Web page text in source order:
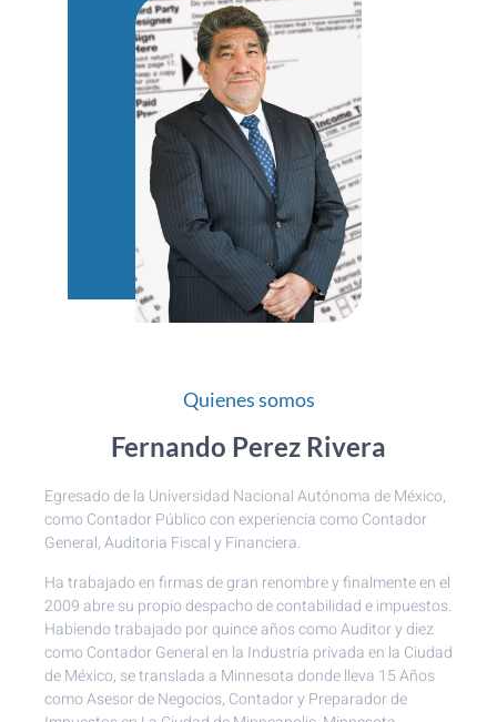
Quienes somos
Fernando Perez Rivera
Egresado de la Universidad Nacional Autónoma de México,
como Contador Público con experiencia como Contador
General, Auditoria Fiscal y Financiera.
Ha trabajado en firmas de gran renombre y finalmente en el
2009 abre su propio despacho de contabilidad e impuestos.
Habiendo trabajado por quince años como Auditor y diez
como Contador General en la Industria privada en la Ciudad
de México, se translada a Minnesota donde lleva 15 Años
como Asesor de Negocios, Contador y Preparador de